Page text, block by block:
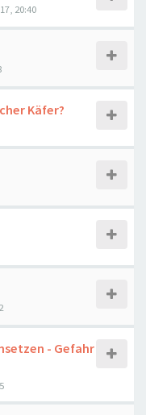
20:40
Käfer?
- Gefahr